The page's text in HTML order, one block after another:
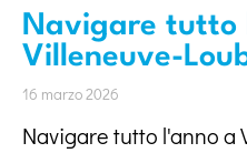
Navigare tutto
Villeneuve-
16 marzo 2026
Navigare tutto l'anno a